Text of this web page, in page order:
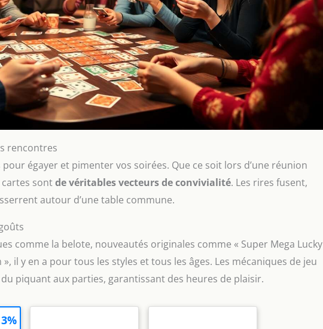
rencontres
égayer et pimenter vos soirées. Que ce soit lors d’une réunion
sontde véritables vecteurs de convivialité. Les rires fusent,
autour d’une table commune.
comme la belote, nouveautés originales comme « Super Mega Lucky
il y en a pour tous les styles et tous les âges. Les mécaniques de jeu
piquant aux parties, garantissant des heures de plaisir.